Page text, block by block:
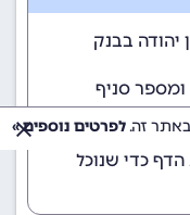
יהודה בבנק
ומספר סניף
במידע
כדי שנוכל
לפרטים נוספים »